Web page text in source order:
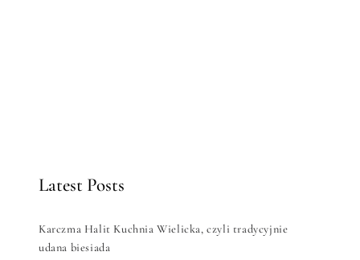
Latest Posts
Karczma Halit Kuchnia Wielicka, czyli tradycyjnie
udana biesiada